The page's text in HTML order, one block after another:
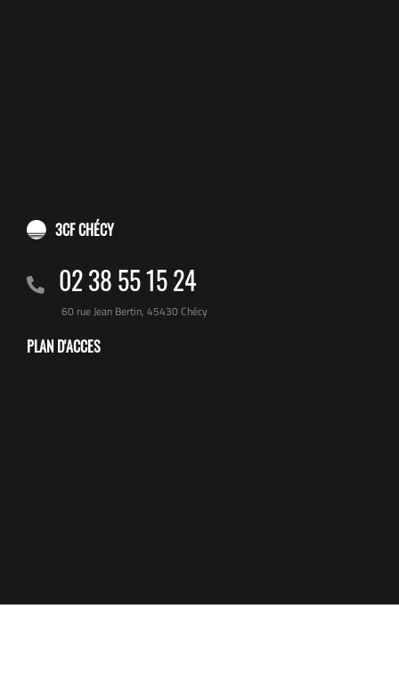
3CF CHÉCY
02 38 55 15 24
60 rue Jean Bertin, 45430 Chécy
PLAN D'ACCES